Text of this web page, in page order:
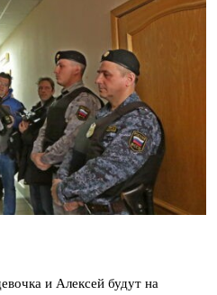
и Алексей будут на